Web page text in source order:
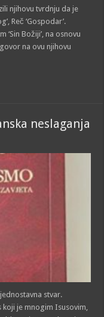
njihovu tvrdnju da je
Reč ‘Gospodar’.
‘Sin Božiji’, na osnovu
na ovu njihovu
neslaganja
stvar.
je mnogim Isusovim,